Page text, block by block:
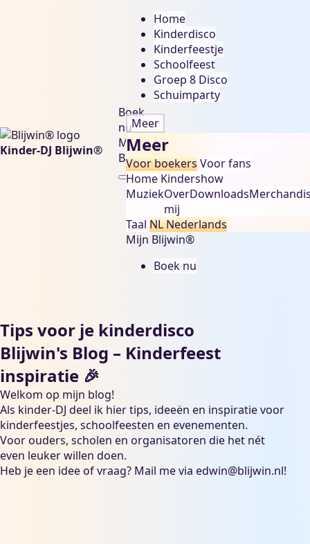
Kinder-DJ Blijwin®
Boek
nu
Mijn
Blijwin®
Home
Kinderdisco
Kinderfeestje
Schoolfeest
Groep 8 Disco
Schuimparty
Meer
Meer
Voor boekersVoor fans
Home Kindershow
MuziekOver
mij
Downloads
Taal NLNederlands
Mijn Blijwin®
Boek nu
Tips voor je kinderdisco
Blijwin's Blog – Kinderfeest
inspiratie 🎉
Welkom op mijn blog!
Als kinder-DJ deel ik hier tips, ideeën en inspiratie voor
kinderfeestjes, schoolfeesten en evenementen.
Voor ouders, scholen en organisatoren die het nét
even leuker willen doen.
Heb je een idee of vraag? Mail me via edwin@blijwin.nl!